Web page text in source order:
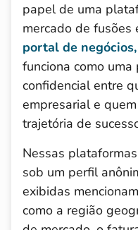
papel de uma
mercado de fusões
portal de
funciona como
confidencial entre
empresarial e
trajetória de
Nessas
sob um perfil
exibidas
como a região